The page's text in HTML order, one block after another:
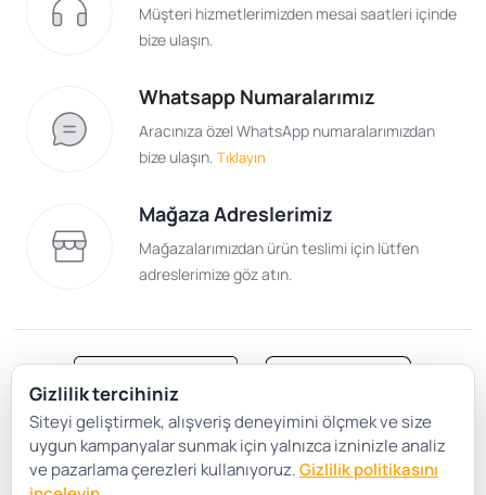
Müşteri hizmetlerimizden mesai saatleri içinde
bize ulaşın.
Whatsapp Numaralarımız
Aracınıza özel WhatsApp numaralarımızdan
bize ulaşın. Tıklayın
Mağaza Adreslerimiz
Mağazalarımızdan ürün teslimi için lütfen
adreslerimize göz atın.
Satış Sözleşmesi
Gizlilik ve Güvenlik
Gizlilik Politikası
Çerez Tercihleri
Gizlilik tercihiniz
Siteyi geliştirmek, alışveriş deneyimini ölçmek ve size
uygun kampanyalar sunmak için yalnızca izninizle analiz
ve pazarlama çerezleri kullanıyoruz.Gizlilik politikasını